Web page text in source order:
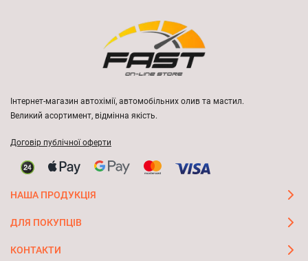
Інтернет-магазин автохімії, автомобільних олив та мастил.
Великий асортимент, відмінна якість.
Договір публічної оферти
НАША ПРОДУКЦІЯ
ДЛЯ ПОКУПЦІВ
КОНТАКТИ